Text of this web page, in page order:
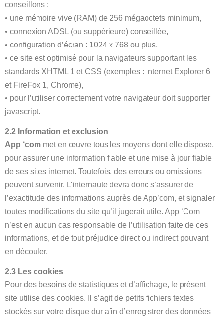
conseillons :
• une mémoire vive (RAM) de 256 mégaoctets minimum,
• connexion ADSL (ou suppérieure) conseillée,
• configuration d’écran : 1024 x 768 ou plus,
• ce site est optimisé pour la navigateurs supportant les
standards XHTML 1 et CSS (exemples : Internet Explorer 6
et FireFox 1, Chrome),
• pour l’utiliser correctement votre navigateur doit supporter
javascript.
2.2 Information et exclusion
App ‘com met en œuvre tous les moyens dont elle dispose,
pour assurer une information fiable et une mise à jour fiable
de ses sites internet. Toutefois, des erreurs ou omissions
peuvent survenir. L’internaute devra donc s’assurer de
l’exactitude des informations auprès de App’com, et signaler
toutes modifications du site qu’il jugerait utile. App ‘Com
n’est en aucun cas responsable de l’utilisation faite de ces
informations, et de tout préjudice direct ou indirect pouvant
en découler.
2.3 Les cookies
Pour des besoins de statistiques et d’affichage, le présent
site utilise des cookies. Il s’agit de petits fichiers textes
stockés sur votre disque dur afin d’enregistrer des données